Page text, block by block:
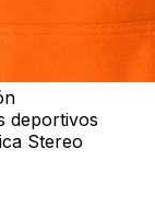
deportivos
Stereo